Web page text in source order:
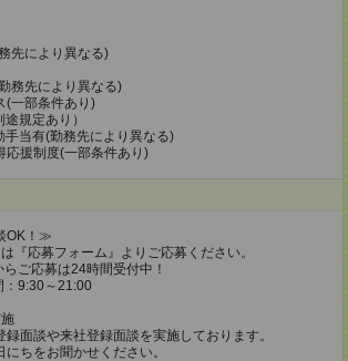
先により異なる)
務先により異なる)
(一部条件あり)
途規定あり）
手当有(勤務先により異なる)
援制度(一部条件あり)
OK！≫
『応募フォーム』よりご応募ください。
応募は24時間受付中！
9:30～21:00
面談や来社登録面談を実施しております。
ちをお聞かせください。